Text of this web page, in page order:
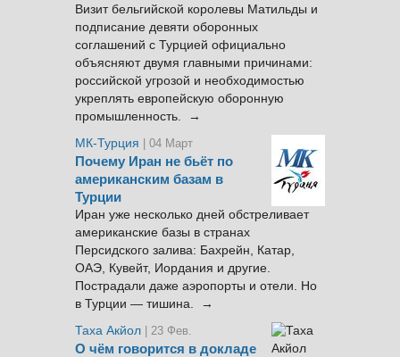
Визит бельгийской королевы Матильды и
подписание девяти оборонных
соглашений с Турцией официально
объясняют двумя главными причинами:
российской угрозой и необходимостью
укреплять европейскую оборонную
промышленность. →
МК-Турция
| 04 Март
Почему Иран не бьёт по
американским базам в
Турции
Иран уже несколько дней обстреливает
американские базы в странах
Персидского залива: Бахрейн, Катар,
ОАЭ, Кувейт, Иордания и другие.
Пострадали даже аэропорты и отели. Но
в Турции — тишина. →
Таха Акйол | 23 Фев.
О чём говорится в докладе